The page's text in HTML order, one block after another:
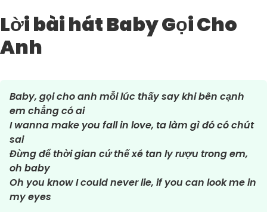
Lời bài hát Baby Gọi Cho
Anh
Baby, gọi cho anh mỗi lúc thấy say khi bên cạnh
em chẳng có ai
I wanna make you fall in love, ta làm gì đó có chút
sai
Đừng để thời gian cứ thế xé tan ly rượu trong em,
oh baby
Oh you know I could never lie, if you can look me in
my eyes